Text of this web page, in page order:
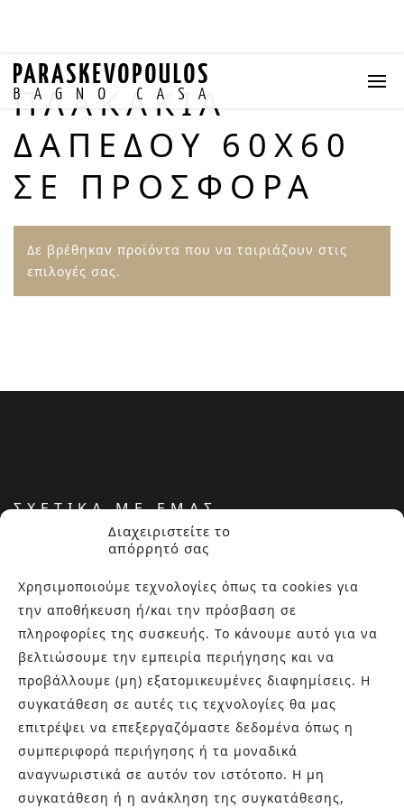
Διαχειριστείτε το
απόρρητό σας
Χρησιμοποιούμε τεχνολογίες όπως τα cookies για
την αποθήκευση ή/και την πρόσβαση σε
πληροφορίες της συσκευής. Το κάνουμε αυτό για να
βελτιώσουμε την εμπειρία περιήγησης και να
προβάλλουμε (μη) εξατομικευμένες διαφημίσεις. Η
συγκατάθεση σε αυτές τις τεχνολογίες θα μας
επιτρέψει να επεξεργαζόμαστε δεδομένα όπως η
συμπεριφορά περιήγησης ή τα μοναδικά
αναγνωριστικά σε αυτόν τον ιστότοπο. Η μη
συγκατάθεση ή η ανάκληση της συγκατάθεσης,
ΠΛΑΚΆΚΙΑ
ΔΑΠΈΔΟΥ 60X60
ΣΕ ΠΡΟΣΦΟΡΆ
Δε βρέθηκαν προϊόντα που να ταιριάζουν στις
επιλογές σας.
ΣΧΕΤΙΚΑ ΜΕ ΕΜΑΣ
Στην εταιρεία Paraskevopoulos μετουσιώνονται 40 χρόνια
καθώς και φρέσκες ιδέες με τον ενθουσιασμό της νέας
γενιάς! Επισκεφτείτε μας για ιδέες και προτάσεις στον
Άγιο Δημήτριο (Λιδωρικίου 11) ή καλέστε μας στο 210-
9934544.
ΤΕΛΕΥΤΑΙΑ ΑΡΘΡΑ
Βουργουνδί πλακάκια: Η πιο κομψή χρωματική
τάση που χαρίζει βάθος και πολυτέλεια στους
χώρους